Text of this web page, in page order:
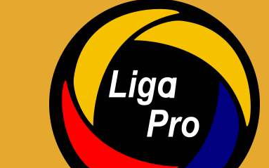
Monjas, pero no dejó víctimas: solo se registraron
un ataque directo contra el fuego, apoyado con cámaras
ocultos.